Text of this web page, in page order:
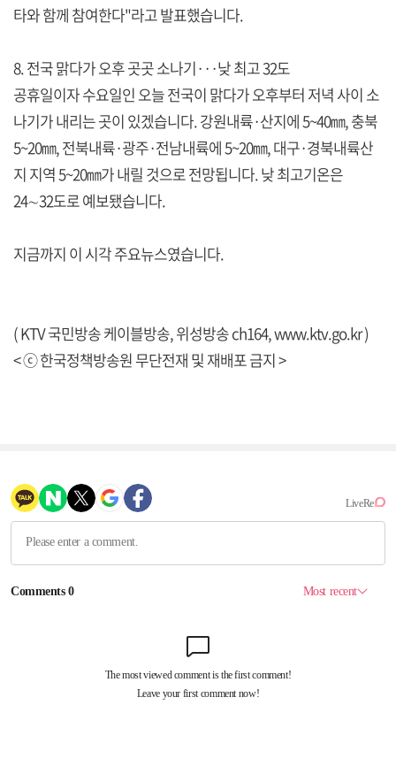
타와 함께 참여한다"라고 발표했습니다.
8. 전국 맑다가 오후 곳곳 소나기···낮 최고 32도
공휴일이자 수요일인 오늘 전국이 맑다가 오후부터 저녁 사이 소
나기가 내리는 곳이 있겠습니다. 강원내륙·산지에 5~40㎜, 충북
5~20㎜, 전북내륙·광주·전남내륙에 5~20㎜, 대구·경북내륙산
지 지역 5~20㎜가 내릴 것으로 전망됩니다. 낮 최고기온은
24∼32도로 예보됐습니다.
지금까지 이 시각 주요뉴스였습니다.
( KTV 국민방송 케이블방송, 위성방송 ch164,www.ktv.go.kr)
< ⓒ 한국정책방송원 무단전재 및 재배포 금지 >